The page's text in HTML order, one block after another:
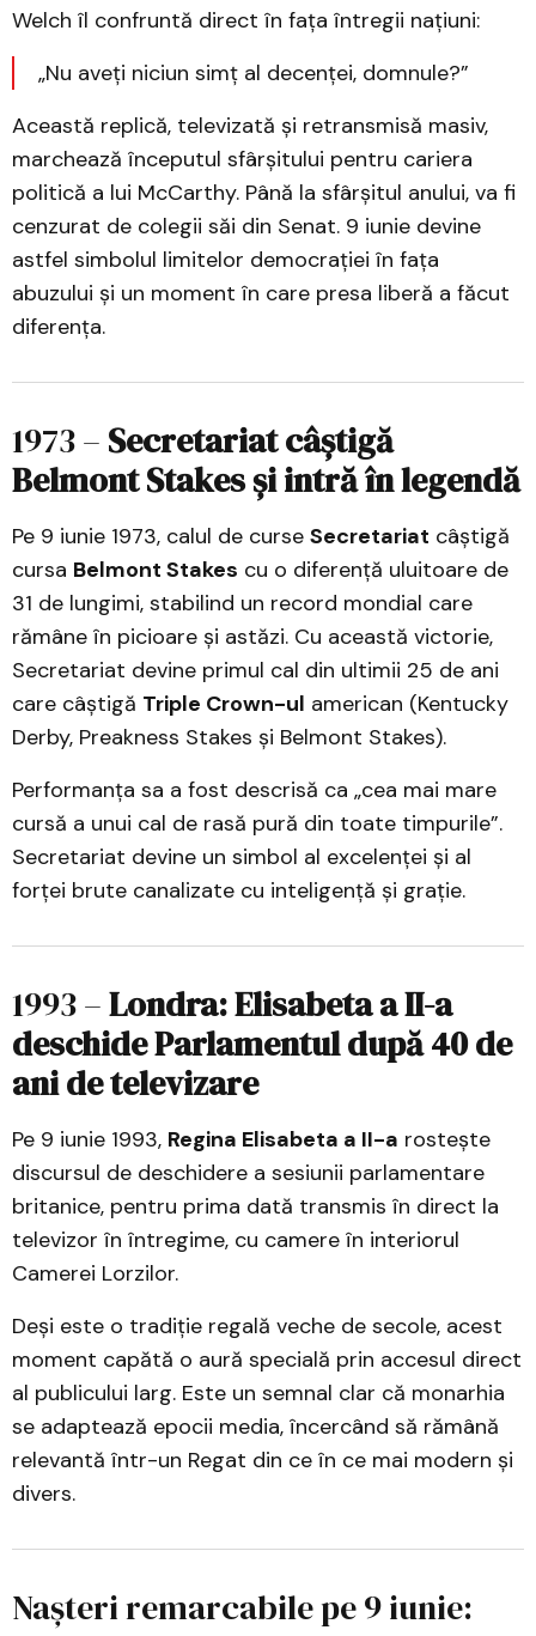
Welch îl confruntă direct în fața întregii națiuni:
„Nu aveți niciun simț al decenței, domnule?”
Această replică, televizată și retransmisă masiv,
marchează începutul sfârșitului pentru cariera
politică a lui McCarthy. Până la sfârșitul anului, va fi
cenzurat de colegii săi din Senat. 9 iunie devine
astfel simbolul limitelor democrației în fața
abuzului și un moment în care presa liberă a făcut
diferența.
1973 – Secretariat câștigă
Belmont Stakes și intră în legendă
Pe 9 iunie 1973, calul de curse Secretariat câștigă
cursa Belmont Stakes cu o diferență uluitoare de
31 de lungimi, stabilind un record mondial care
rămâne în picioare și astăzi. Cu această victorie,
Secretariat devine primul cal din ultimii 25 de ani
care câștigă Triple Crown-ul american (Kentucky
Derby, Preakness Stakes și Belmont Stakes).
Performanța sa a fost descrisă ca „cea mai mare
cursă a unui cal de rasă pură din toate timpurile”.
Secretariat devine un simbol al excelenței și al
forței brute canalizate cu inteligență și grație.
1993 –Londra: Elisabeta a II-a
deschide Parlamentul după 40 de
ani de televizare
Pe 9 iunie 1993, Regina Elisabeta a II-a rostește
discursul de deschidere a sesiunii parlamentare
britanice, pentru prima dată transmis în direct la
televizor în întregime, cu camere în interiorul
Camerei Lorzilor.
Deși este o tradiție regală veche de secole, acest
moment capătă o aură specială prin accesul direct
al publicului larg. Este un semnal clar că monarhia
se adaptează epocii media, încercând să rămână
relevantă într-un Regat din ce în ce mai modern și
divers.
Nașteri remarcabile pe 9 iunie: